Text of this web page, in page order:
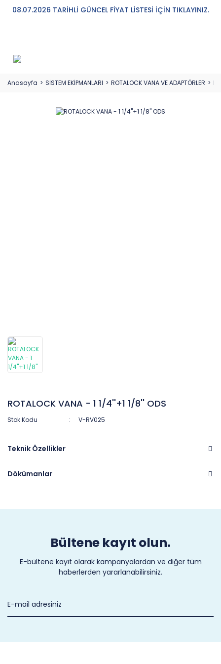
08.07.2026 TARİHLİ GÜNCEL FİYAT LİSTESİ İÇİN TIKLAYINIZ.
Anasayfa SİSTEM EKİPMANLARI ROTALOCK VANA VE ADAPTÖRLER
ROTALOCK VANA - 1 1/4''+1 1/8'' ODS
Stok Kodu V-RV025
Teknik Özellikler
Dökümanlar
Bültene kayıt olun.
E-bültene kayıt olarak kampanyalardan ve diğer tüm
haberlerden yararlanabilirsiniz.